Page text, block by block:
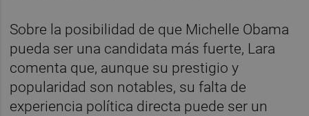
Sobre la posibilidad de que Michelle Obama
pueda ser una candidata más fuerte, Lara
comenta que, aunque su prestigio y
popularidad son notables, su falta de
experiencia política directa puede ser un